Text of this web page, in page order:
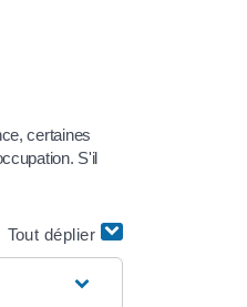
certaines
S'il
Tout déplier